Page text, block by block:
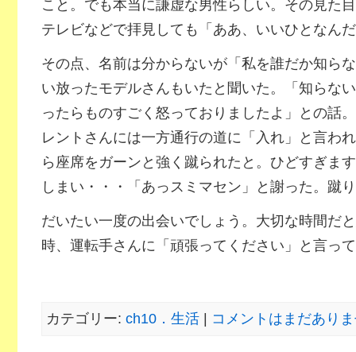
こと。でも本当に謙虚な男性らしい。その見た
テレビなどで拝見しても「ああ、いいひとなん
その点、名前は分からないが「私を誰だか知ら
い放ったモデルさんもいたと聞いた。「知らな
ったらものすごく怒っておりましたよ」との話
レントさんには一方通行の道に「入れ」と言わ
ら座席をガーンと強く蹴られたと。ひどすぎま
しまい・・・「あっスミマセン」と謝った。蹴
だいたい一度の出会いでしょう。大切な時間だ
時、運転手さんに「頑張ってください」と言っ
カテゴリー: ch10．生活| コメントはまだあり